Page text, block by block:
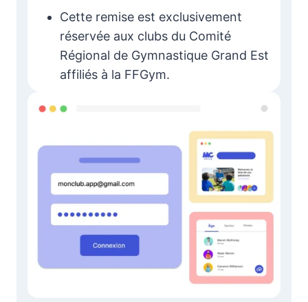
Cette remise est exclusivement
réservée aux clubs du Comité
Régional de Gymnastique Grand Est
affiliés à la FFGym.